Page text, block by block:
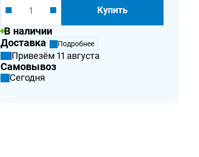
Купить
В наличии
Доставка
Подробнее
Привезём 11 августа
Самовывоз
Сегодня